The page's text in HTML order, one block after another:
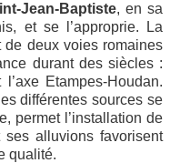
Jean-Baptiste, en sa
et se l’approprie. La
deux voies romaines
durant des siècles :
l’axe Etampes-Houdan.
différentes sources se
permet l’installation de
alluvions favorisent
qualité.